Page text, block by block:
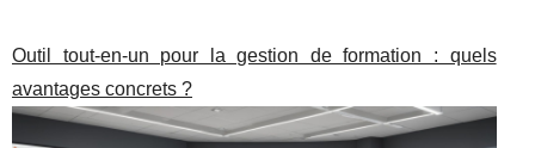
Outil tout-en-un pour la gestion de formation : quels
avantages concrets ?